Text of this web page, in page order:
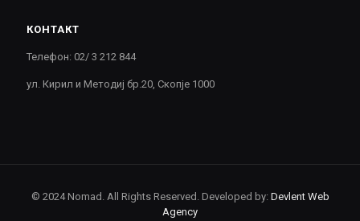
КОНТАКТ
Телефон: 02/ 3 212 844
ул. Кирил и Методиј бр.20, Скопје 1000
© 2024 Nomad. All Rights Reserved. Developed by: Devlent Web
Agency